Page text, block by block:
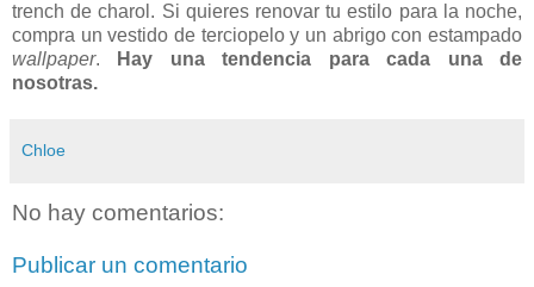
trench de charol. Si quieres renovar tu estilo para la noche,
compra un vestido de terciopelo y un abrigo con estampado
wallpaper.
Hay una tendencia para cada una de
nosotras.
Chloe
No hay comentarios:
Publicar un comentario